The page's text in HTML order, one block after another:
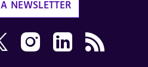
NEWSLETTER
AVH dans une
sur Facebook AVH dans
suivre sur X AVH dans une
Nous suivre sur Instagram
Nous suivre sur
Flux RSS